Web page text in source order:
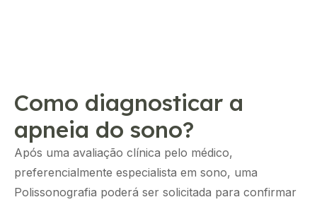
Como diagnosticar a
apneia do sono?
Após uma avaliação clínica pelo médico,
preferencialmente especialista em sono, uma
Polissonografia poderá ser solicitada para confirmar